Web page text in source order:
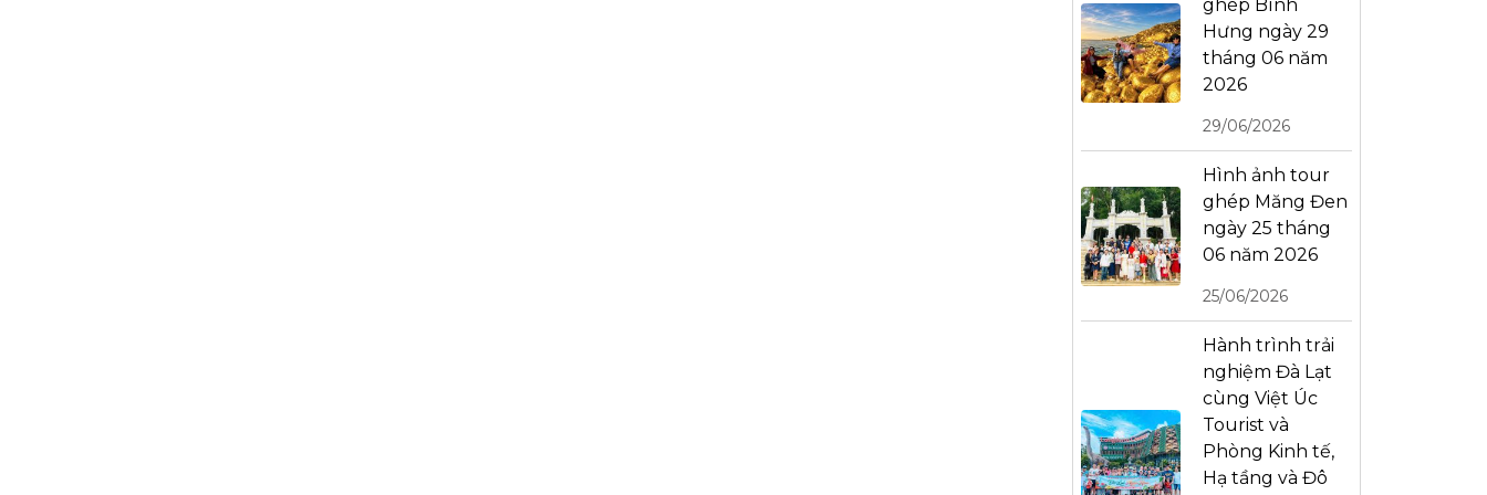
ghép Bình
Hưng ngày 29
tháng 06 năm
2026
29/06/2026
Hình ảnh tour
ghép Măng Đen
ngày 25 tháng
06 năm 2026
25/06/2026
Hành trình trải
nghiệm Đà Lạt
cùng Việt Úc
Tourist và
Phòng Kinh tế,
Hạ tầng và Đô